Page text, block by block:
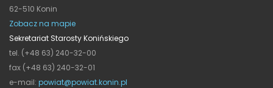
62-510 Konin
Zobacz na mapie
Sekretariat Starosty Konińskiego
tel. (+48 63) 240-32-00
fax (+48 63) 240-32-01
e-mail: powiat@powiat.konin.pl